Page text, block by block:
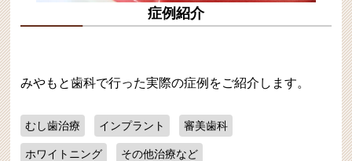
症例紹介
みやもと歯科で行った実際の症例をご紹介します。
むし歯治療 インプラント 審美歯科
ホワイトニング その他治療など